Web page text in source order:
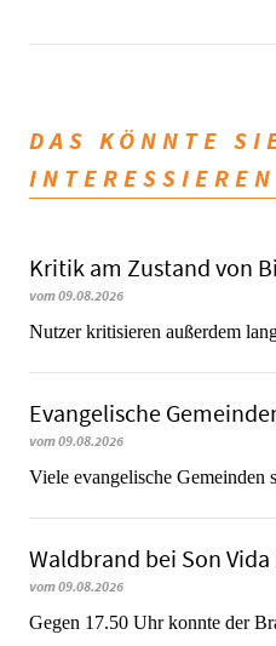
DAS KÖNNTE
INTERESSIEREN
Kritik am Zustand von
vom 09.08.2026
Nutzer kritisieren außerdem
Evangelische
vom 09.08.2026
Viele evangelische Gemeinden
Waldbrand bei Son Vida
vom 09.08.2026
Gegen 17.50 Uhr konnte der